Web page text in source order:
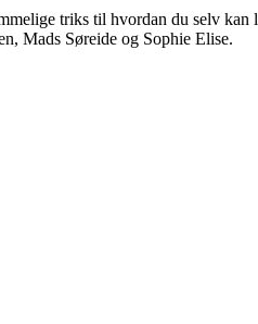
triks til hvordan du selv
Mads Søreide og Sophie Elise.